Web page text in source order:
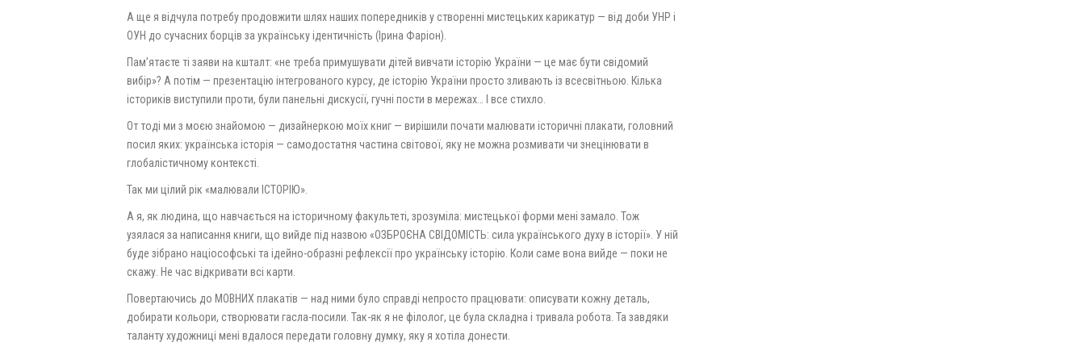
А ще я відчула потребу продовжити шлях наших попередників у створенні мистецьких карикатур — від доби УНР і
ОУН до сучасних борців за українську ідентичність (Ірина Фаріон).
Пам’ятаєте ті заяви на кшталт: «не треба примушувати дітей вивчати історію України — це має бути свідомий
вибір»? А потім — презентацію інтегрованого курсу, де історію України просто зливають із всесвітньою. Кілька
істориків виступили проти, були панельні дискусії, гучні пости в мережах… І все стихло.
От тоді ми з моєю знайомою — дизайнеркою моїх книг — вирішили почати малювати історичні плакати, головний
посил яких: українська історія — самодостатня частина світової, яку не можна розмивати чи знецінювати в
глобалістичному контексті.
Так ми цілий рік «малювали ІСТОРІЮ».
А я, як людина, що навчається на історичному факультеті, зрозуміла: мистецької форми мені замало. Тож
узялася за написання книги, що вийде під назвою «ОЗБРОЄНА СВІДОМІСТЬ: сила українського духу в історії». У ній
буде зібрано націософські та ідейно-образні рефлексії про українську історію. Коли саме вона вийде — поки не
скажу. Не час відкривати всі карти.
Повертаючись до МОВНИХ плакатів — над ними було справді непросто працювати: описувати кожну деталь,
добирати кольори, створювати гасла-посили. Так-як я не філолог, це була складна і тривала робота. Та завдяки
таланту художниці мені вдалося передати головну думку, яку я хотіла донести.